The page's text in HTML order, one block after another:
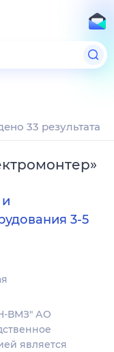
33 результата
»
3-5
ВМЗ" АО
является